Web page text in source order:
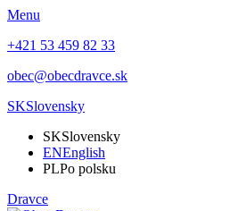
Menu
+421 53 459 82 33
obec@obecdravce.sk
SKSlovensky
SKSlovensky
ENEnglish
PLPo polsku
Dravce